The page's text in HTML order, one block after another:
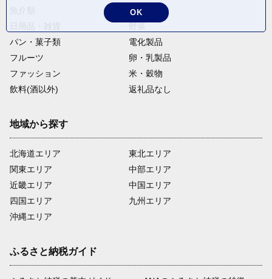
麺類
野菜
パン・菓子類
電化製品
フルーツ
卵・乳製品
ファッション
米・穀物
飲料(酒以外)
返礼品なし
地域から探す
北海道エリア
関東エリア
近畿エリア
四国エリア
沖縄エリア
東北エリア
中部エリア
中国エリア
九州エリア
ふるさと納税ガイド
OK